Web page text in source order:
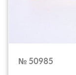
№ 50985